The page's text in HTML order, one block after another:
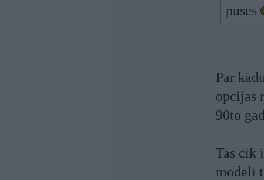
puses
Par
opcijas
90to
Tas cik
modeli